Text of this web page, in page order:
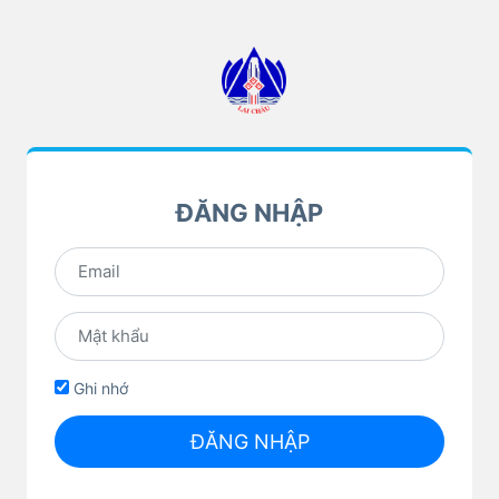
ĐĂNG NHẬP
Ghi nhớ
ĐĂNG NHẬP